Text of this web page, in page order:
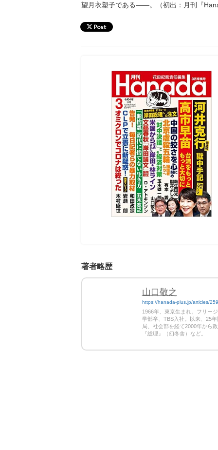
望月衣塑子である――。（初出：月刊『
著者略歴
山口敬之
https://hanada-plus.jp/articles/259
1966年、東京生まれ。フリー
学部卒、TBS入社。以来、25
局、社会部を経て2000年から
『総理』（幻冬舎）など。